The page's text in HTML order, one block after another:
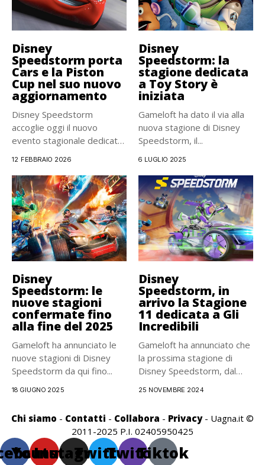
Disney
Speedstorm porta
Cars e la Piston
Cup nel suo nuovo
aggiornamento
Disney Speedstorm
accoglie oggi il nuovo
evento stagionale dedicato
12 FEBBRAIO 2026
Disney
Speedstorm: la
stagione dedicata
a Toy Story è
iniziata
Gameloft ha dato il via alla
nuova stagione di Disney
Speedstorm, il...
6 LUGLIO 2025
Disney
Speedstorm: le
nuove stagioni
confermate fino
alla fine del 2025
Gameloft ha annunciato le
nuove stagioni di Disney
Speedstorm da qui fino...
18 GIUGNO 2025
Disney
Speedstorm, in
arrivo la Stagione
11 dedicata a Gli
Incredibili
Gameloft ha annunciato che
la prossima stagione di
Disney Speedstorm, dal
25 NOVEMBRE 2024
Chi siamo - Contatti - Collabora - Privacy- Uagna.it ©
2011-2025 P.I. 02405950425
Youtube
Instagram
TwitterTwitchTiktok